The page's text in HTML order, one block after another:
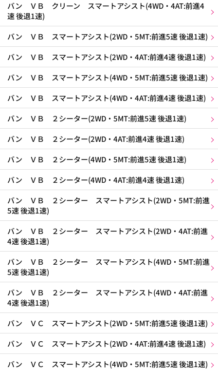
バン ＶＢ クリーン スマートアシスト(4WD・4AT:前進4
速 後退1速)
バン ＶＢ スマートアシスト(2WD・5MT:前進5速 後退1速)
バン ＶＢ スマートアシスト(2WD・4AT:前進4速 後退1速)
バン ＶＢ スマートアシスト(4WD・5MT:前進5速 後退1速)
バン ＶＢ スマートアシスト(4WD・4AT:前進4速 後退1速)
バン ＶＢ ２シーター(2WD・5MT:前進5速 後退1速)
バン ＶＢ ２シーター(2WD・4AT:前進4速 後退1速)
バン ＶＢ ２シーター(4WD・5MT:前進5速 後退1速)
バン ＶＢ ２シーター(4WD・4AT:前進4速 後退1速)
バン ＶＢ ２シーター スマートアシスト(2WD・5MT:前進
5速 後退1速)
バン ＶＢ ２シーター スマートアシスト(2WD・4AT:前進
4速 後退1速)
バン ＶＢ ２シーター スマートアシスト(4WD・5MT:前進
5速 後退1速)
バン ＶＢ ２シーター スマートアシスト(4WD・4AT:前進
4速 後退1速)
バン ＶＣ スマートアシスト(2WD・5MT:前進5速 後退1速)
バン ＶＣ スマートアシスト(2WD・4AT:前進4速 後退1速)
バン ＶＣ スマートアシスト(4WD・5MT:前進5速 後退1速)